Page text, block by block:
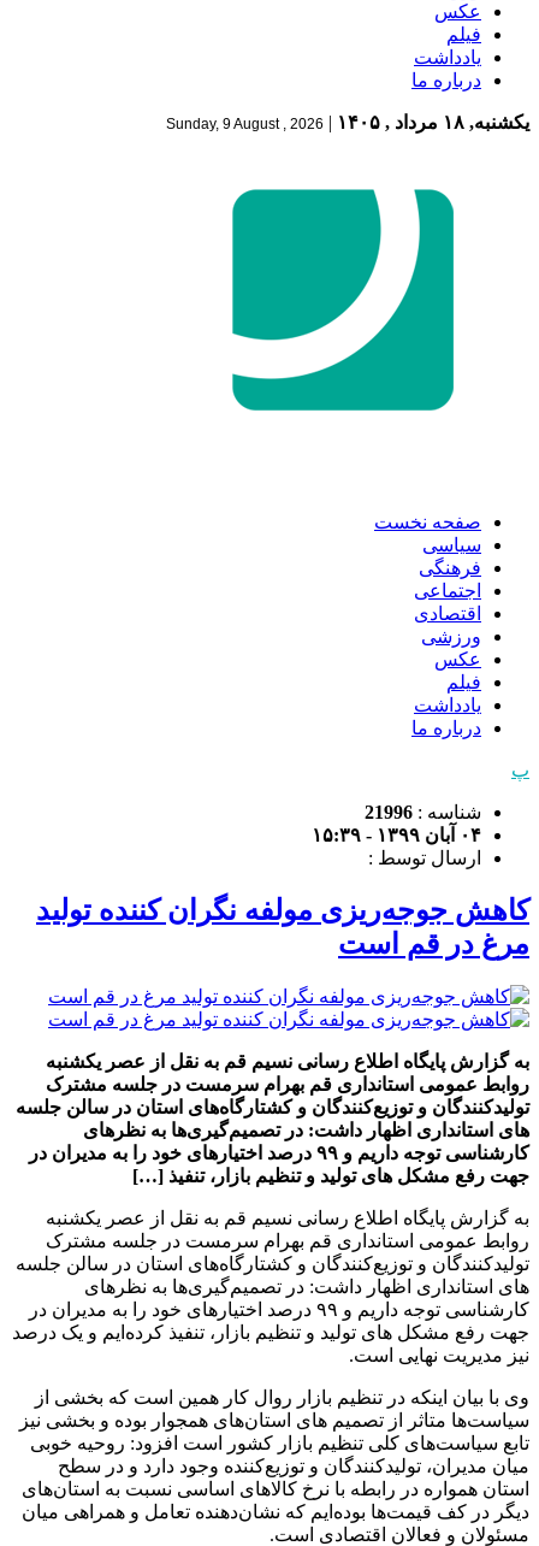
عکس
فیلم
یادداشت
درباره ما
یکشنبه, ۱۸ مرداد , ۱۴۰۵ |
Sunday, 9 August , 2026
صفحه نخست
سیاسی
فرهنگی
اجتماعی
اقتصادی
ورزشی
عکس
فیلم
یادداشت
درباره ما
پ
شناسه : 21996
۰۴ آبان ۱۳۹۹ - ۱۵:۳۹
ارسال توسط :
کاهش جوجه‌ریزی مولفه‌ نگران‌ کننده تولید
مرغ در قم است
به گزارش پایگاه اطلاع رسانی نسیم قم به نقل از عصر یکشنبه
روابط عمومی استانداری قم بهرام سرمست در جلسه مشترک
تولیدکنندگان و توزیع‌کنندگان و کشتارگاه‌های استان در سالن جلسه
های استانداری اظهار داشت: در تصمیم‌گیری‌ها به نظرهای
کارشناسی توجه داریم و ۹۹ درصد اختیارهای خود را به مدیران در
جهت رفع مشکل های تولید و تنظیم بازار، تنفیذ […]
به گزارش پایگاه اطلاع رسانی نسیم قم به نقل از عصر یکشنبه
روابط عمومی استانداری قم بهرام سرمست در جلسه مشترک
تولیدکنندگان و توزیع‌کنندگان و کشتارگاه‌های استان در سالن جلسه
های استانداری اظهار داشت: در تصمیم‌گیری‌ها به نظرهای
کارشناسی توجه داریم و ۹۹ درصد اختیارهای خود را به مدیران در
جهت رفع مشکل های تولید و تنظیم بازار، تنفیذ کرده‌ایم و یک درصد
نیز مدیریت نهایی است.
وی با بیان اینکه در تنظیم بازار روال کار همین است که بخشی از
سیاست‌ها متاثر از تصمیم های استان‌های همجوار بوده و بخشی نیز
تابع سیاست‌های کلی تنظیم بازار کشور است افزود: روحیه خوبی
میان مدیران، تولیدکنندگان و توزیع‌کننده وجود دارد و در سطح
استان همواره در رابطه با نرخ کالاهای اساسی نسبت به استان‌های
دیگر در کف قیمت‌ها بوده‌ایم که نشان‌دهنده تعامل و همراهی میان
مسئولان و فعالان اقتصادی است.